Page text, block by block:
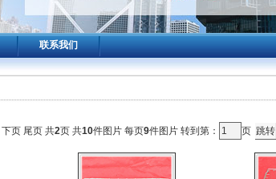
联系我们
下页 尾页共2页 共10件图片 每页9件图片 转到第： 页